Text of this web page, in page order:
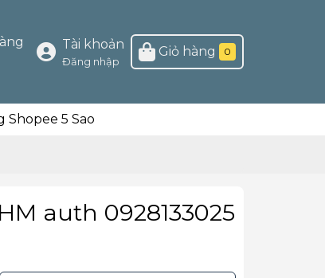
Tài khoản
Đăng nhập
Giỏ hàng 0
Shopee 5 Sao
auth 0928133025